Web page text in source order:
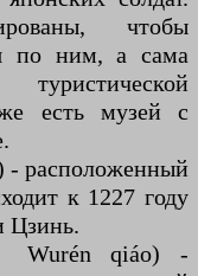
чтобы
по ним, а сама
есть музей с
- расположенный
к 1227 году
Цзинь.
qiáo) -